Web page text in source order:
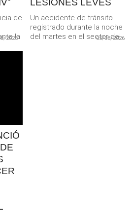
de
la
2026
LESIONES LEVES
Un accidente de tránsito
registrado durante la noche
del martes en el sector del
05/08/2026